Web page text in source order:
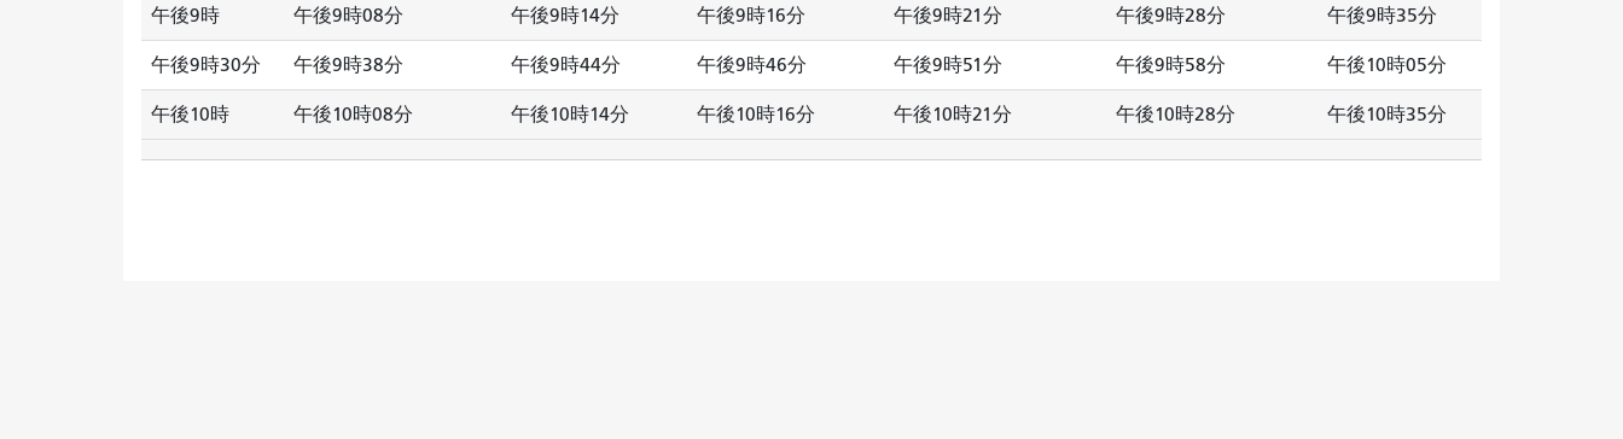
午後9時 午後9時08分 午後9時14分 午後9時16分 午後9時21分 午後9時28分 午後9時35分
午後9時30分 午後9時38分 午後9時44分 午後9時46分 午後9時51分 午後9時58分 午後10時05分
午後10時 午後10時08分 午後10時14分 午後10時16分 午後10時21分 午後10時28分 午後10時35分